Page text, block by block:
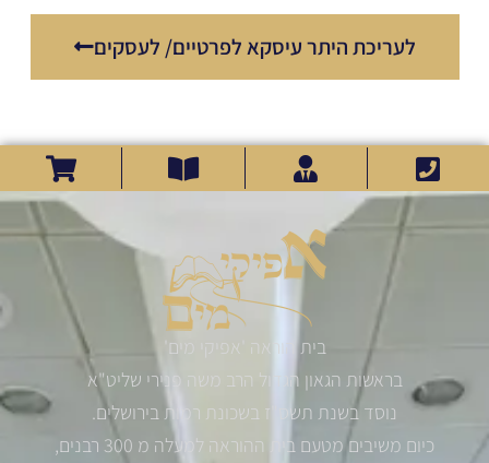
לעריכת היתר עיסקא לפרטיים/ לעסקים
בית הוראה 'אפיקי מים'
בראשות הגאון הגדול הרב משה פנירי שליט"א
נוסד בשנת תשס"ז בשכונת רמות בירושלים.
כיום משיבים מטעם בית ההוראה למעלה מ 300 רבנים,